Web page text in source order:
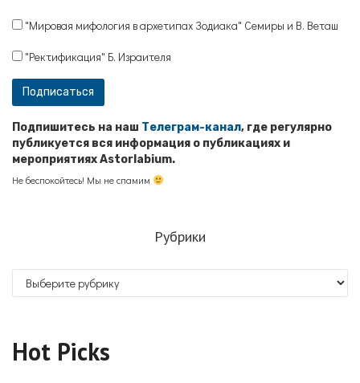
"Мировая мифология в архетипах Зодиака" Семиры и В. Веташ
"Ректификация" Б. Израителя
Подпишитесь на наш Телеграм-канал, где регулярно
публикуется вся информация о публикациях и
мероприятиях Astorlabium.
Не беспокойтесь! Мы не спамим
Рубрики
Рубрики
Hot Picks